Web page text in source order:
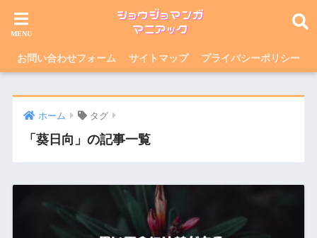
お問い合わせフォーム サイトマップ プライバシーポリシー
ホーム タグ
「葵日向」の記事一覧